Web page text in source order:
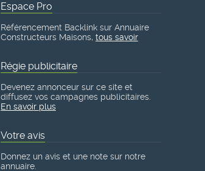
Espace Pro
Référencement Backlink sur Annuaire
Constructeurs Maisons, tous savoir
Régie publicitaire
Devenez annonceur sur ce site et
diffusez vos campagnes publicitaires.
En savoir plus
Votre avis
Donnez un avis et une note sur notre
annuaire.